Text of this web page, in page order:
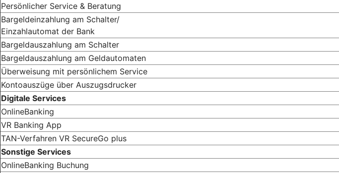
Persönlicher Service & Beratung
Bargeldeinzahlung am Schalter/
Einzahlautomat der Bank
Bargeldauszahlung am Schalter
Bargeldauszahlung am Geldautomaten
Überweisung mit persönlichem Service
Kontoauszüge über Auszugsdrucker
Digitale Services
OnlineBanking
VR Banking App
TAN-Verfahren VR SecureGo plus
Sonstige Services
OnlineBanking Buchung